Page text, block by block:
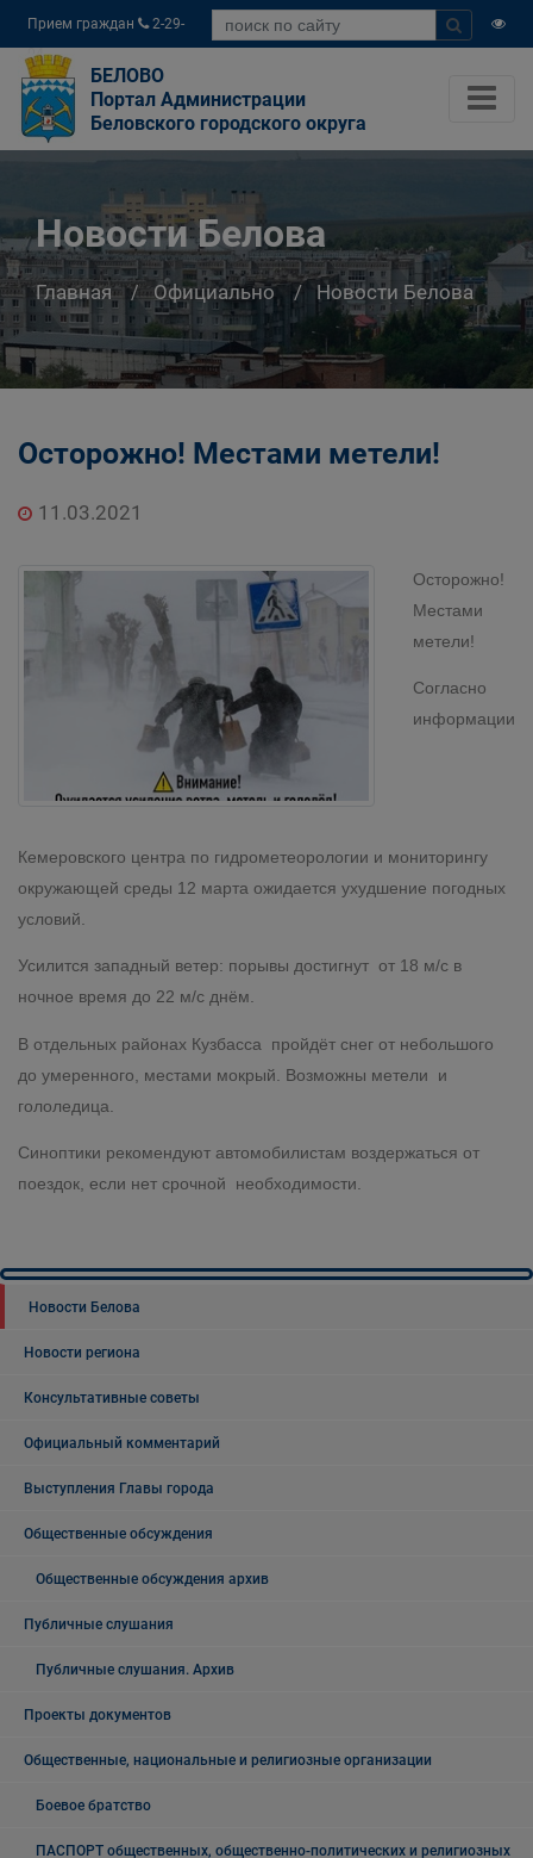
Прием граждан
2-29-
04
БЕЛОВО
Портал Администрации
Беловского городского округа
Новости Белова
Главная Официально Новости Белова
Осторожно! Местами метели!
11.03.2021
Осторожно!
Местами
метели!
Согласно
информации
Кемеровского центра по гидрометеорологии и мониторингу
окружающей среды 12 марта ожидается ухудшение погодных
условий.
Усилится западный ветер: порывы достигнут от 18 м/с в
ночное время до 22 м/с днём.
В отдельных районах Кузбасса пройдёт снег от небольшого
до умеренного, местами мокрый. Возможны метели и
гололедица.
Синоптики рекомендуют автомобилистам воздержаться от
поездок, если нет срочной необходимости.
Новости Белова
Новости региона
Консультативные советы
Официальный комментарий
Выступления Главы города
Общественные обсуждения
Общественные обсуждения архив
Публичные слушания
Публичные слушания. Архив
Проекты документов
Общественные, национальные и религиозные организации
Боевое братство
ПАСПОРТ общественных, общественно-политических и религиозных